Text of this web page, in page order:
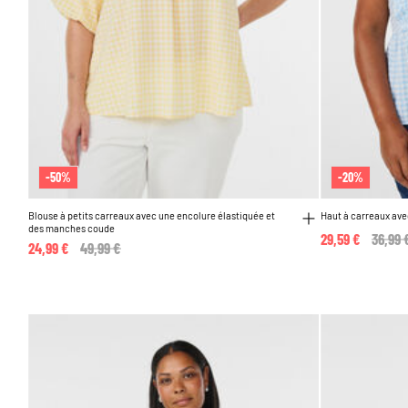
-50%
Blouse à petits carreaux avec une encolure élastiquée et
des manches coude
Price reduced from
49,99 €
24,99 €
-20%
Haut à carreaux
Price
36,99
29,59 €